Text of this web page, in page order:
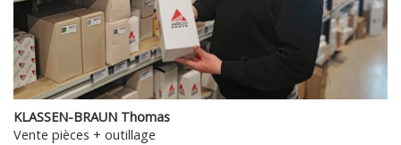
KLASSEN-BRAUN Thomas
Vente pièces + outillage